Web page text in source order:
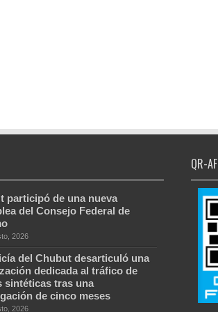
participó de una nueva
del Consejo Federal de
2026
del Chubut desarticuló una
dedicada al tráfico de
sintéticas tras una
de cinco meses
2026
QR-